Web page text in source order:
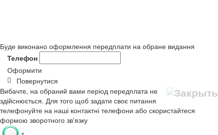
Буде виконано оформлення передплати на обране видання
Телефон
Оформити
Повернутися
Вибачте, на обраний вами період передплата не
здійснюється. Для того щоб задати своє питання
телефонуйте на наші контактні телефони або скористайтеся
формою зворотного зв'язку